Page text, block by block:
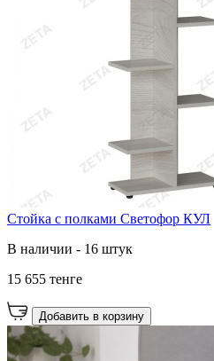
Стойка с полками Светофор КУЛ
В наличии - 16 штук
15 655 тенге
Добавить в корзину